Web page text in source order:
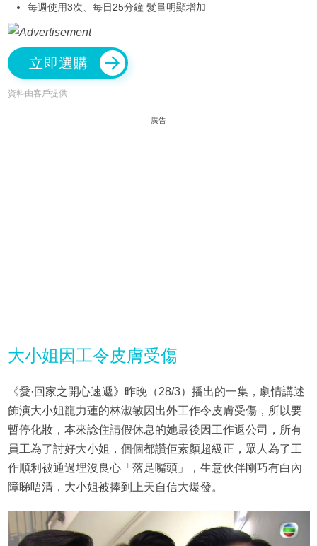
每週使用3次、每日25分鐘 髮量明顯增加
立即選購
資料由客戶提供
廣告
大小姐因工令皮膚受傷
《愛·回家之開心速遞》昨晚（28/3）播出的一集，劇情講述
飾演大小姐龍力蓮的林淑敏因出外工作令皮膚受傷，所以要
暫停化妝，本來諗住請假休息的她最後因工作返公司，所有
員工為了討好大小姐，個個都讚佢素顏超級正，眾人為了工
作順利被通過埋沒良心「落足嘴頭」，生意伙伴剛巧有白內
障睇唔清，大小姐被捧到上天自信大爆發。